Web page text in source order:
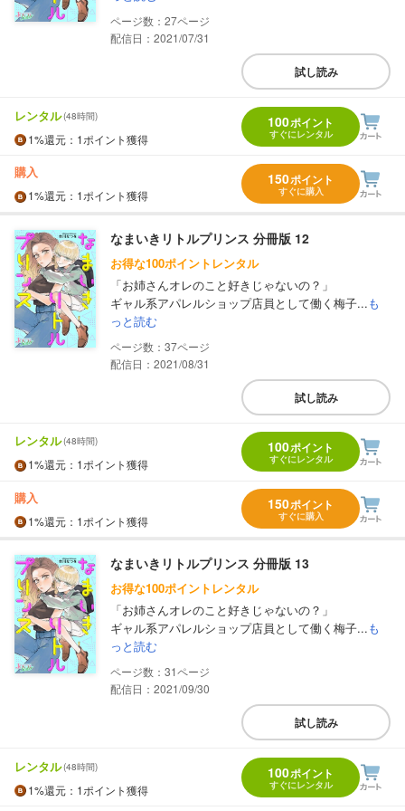
27
配信日：2021/07/31
試し読み
レンタル(48時間)
1%還元 ：1ポイント獲得
100ポイント
すぐにレンタル
購入
1%還元 ：1ポイント獲得
150ポイント
すぐに購入
なまいきリトルプリンス 分冊版 12
お得な100ポイントレンタル
「お姉さんオレのこと好きじゃないの？」
ギャル系アパレルショップ店員として働く梅子...も
っと読む
37
配信日：2021/08/31
試し読み
レンタル(48時間)
1%還元 ：1ポイント獲得
100ポイント
すぐにレンタル
購入
1%還元 ：1ポイント獲得
150ポイント
すぐに購入
なまいきリトルプリンス 分冊版 13
お得な100ポイントレンタル
「お姉さんオレのこと好きじゃないの？」
ギャル系アパレルショップ店員として働く梅子...も
っと読む
31
配信日：2021/09/30
試し読み
レンタル(48時間)
1%還元 ：1ポイント獲得
100ポイント
すぐにレンタル